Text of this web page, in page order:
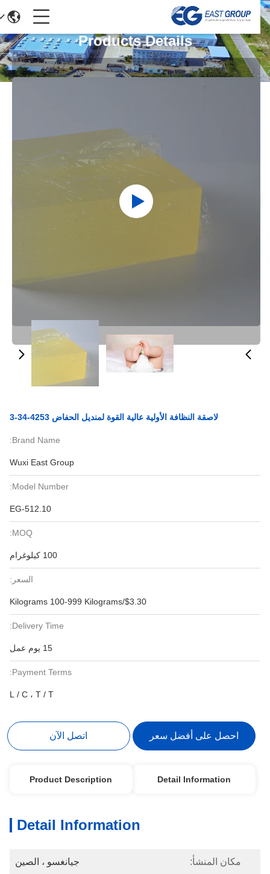
Products Details
لاصقة النظافة الأولية عالية القوة لمنديل الحفاض 4253-34-3
Brand Name:
Wuxi East Group
Model Number:
EG-512.10
MOQ:
100 كيلوغرام
السعر:
$3.30/Kilograms 100-999 Kilograms
Delivery Time:
15 يوم عمل
Payment Terms:
L / C ، T / T
احصل على أفضل سعر اتصل الآن
Detail Information
Product Description
Detail Information
مكان المنشأ: جيانغسو ، الصين